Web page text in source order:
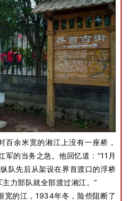
百余米宽的湘江上没有一座桥，
军的当务之急。他回忆道：“11月
队先后从架设在界首渡口的浮桥
力部队就全部渡过湘江。”
宽的江，1934年冬，险些阻断了